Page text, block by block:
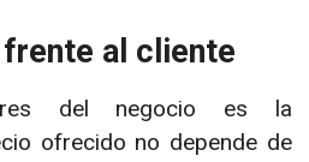
al cliente
del negocio es la
ofrecido no depende de